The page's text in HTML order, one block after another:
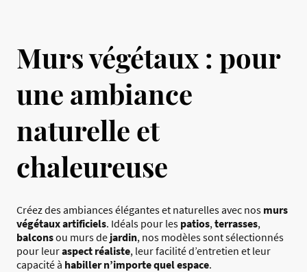
Murs végétaux : pour
une ambiance
naturelle et
chaleureuse
Créez des ambiances élégantes et naturelles avec nos murs
végétaux artificiels. Idéals pour les patios, terrasses,
balconsou murs de jardin, nos modèles sont sélectionnés
pour leuraspect réaliste, leur facilité d’entretien et leur
capacité à habiller n’importe quel espace.